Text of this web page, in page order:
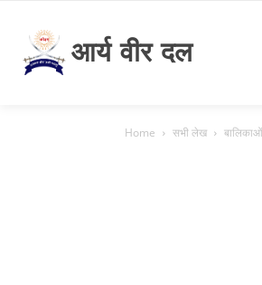
आर्य वीर दल
Home सभी लेख बालिकाओं